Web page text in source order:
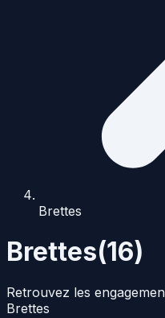
Brettes
Brettes(16)
Retrouvez les
Brettes